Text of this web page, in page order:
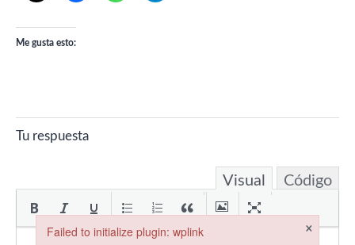
Me gusta esto:
Tu respuesta
Visual Código
Failed to initialize plugin: wplink ×